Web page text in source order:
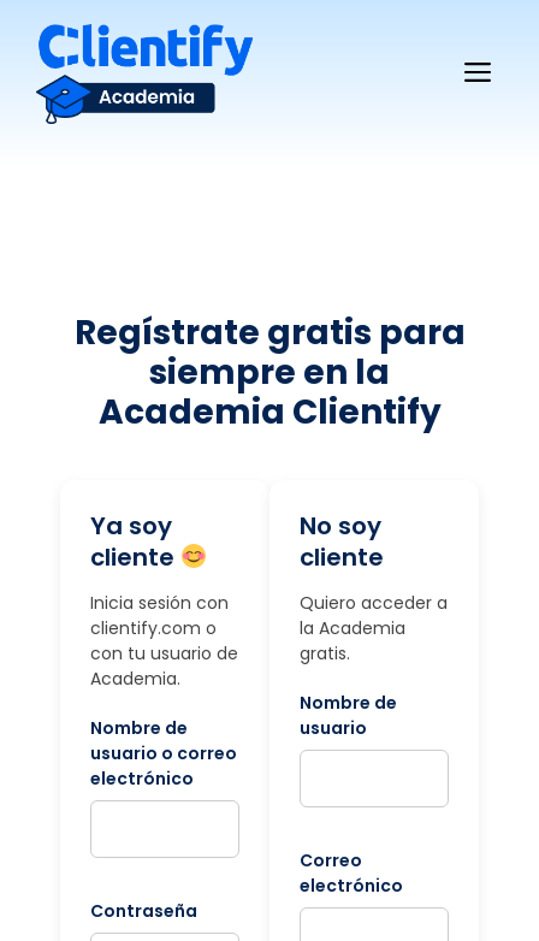
contenido
Regístrate gratis para
siempre en la
Academia Clientify
Ya soy
cliente
Inicia sesión con
clientify.com o
con tu usuario de
Academia.
Nombre de
usuario o correo
electrónico
Contraseña
No soy
cliente
Quiero acceder a
la Academia
gratis.
Nombre de
usuario
Correo
electrónico